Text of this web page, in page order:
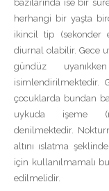
bazılarında ise bir
herhangi bir yaşta
ikincil tip (sekonder
diurnal olabilir. Gece
gündüz
isimlendirilmektedir.
çocuklarda bundan
uykuda işeme
denilmektedir.
altını ıslatma
için kullanılmamalı
edilmelidir.